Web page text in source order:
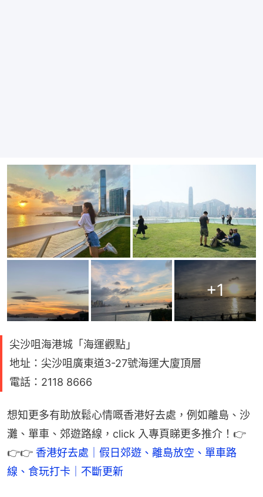
+1
尖沙咀海港城「海運觀點」
地址：尖沙咀廣東道3-27號海運大廈頂層
電話：2118 8666
想知更多有助放鬆心情嘅香港好去處，例如離島、沙
灘、單車、郊遊路線，click 入專頁睇更多推介！👉
👉👉 香港好去處｜假日郊遊、離島放空、單車路
線、食玩打卡｜不斷更新